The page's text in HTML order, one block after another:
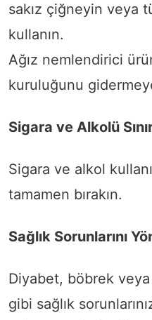
sakız çiğneyin veya
kullanın.
Ağız nemlendirici
kuruluğunu
Sigara ve Alkolü
Sigara ve alkol
tamamen bırakın.
Sağlık Sorunlarını
Diyabet, böbrek veya
gibi sağlık